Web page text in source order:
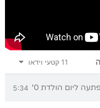
11 קטעי וידאו
5:34